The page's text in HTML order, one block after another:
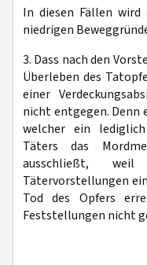
In diesen Fällen
niedrigen
3. Dass nach den
Überleben des
einer
nicht entgegen. Denn
welcher ein
Täters das
ausschließt,
Tätervorstellungen
Tod des Opfers
Feststellungen nicht